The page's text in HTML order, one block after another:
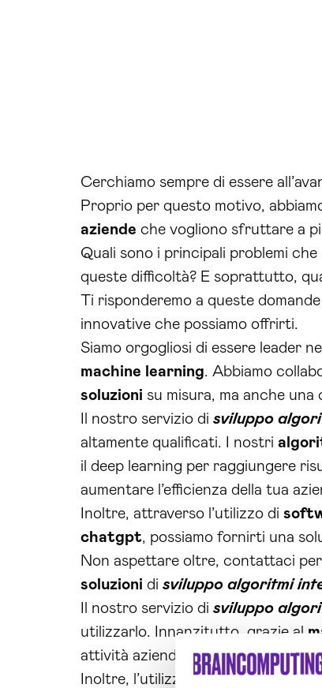
Cerchiamo sempre di essere
Proprio per questo motivo,
aziende che vogliono sfruttare a
Quali sono i principali problemi che
queste difficoltà? E soprattutto,
Ti risponderemo a queste
innovative che possiamo offrirti.
Siamo orgogliosi di essere leader
machine learning. Abbiamo
soluzioni su misura, ma anche
Il nostro servizio di sviluppo
altamente qualificati. I nostri
il deep learning per raggiungere
aumentare l’efficienza della tua
Inoltre, attraverso l’utilizzo di
chatgpt, possiamo fornirti una
Non aspettare oltre, contattaci
soluzioni di sviluppo algoritmi
Il nostro servizio di sviluppo
utilizzarlo. Innanzitutto, grazie al
attività aziendali, aumentando
Inoltre, l’utilizzo dialgoritmi